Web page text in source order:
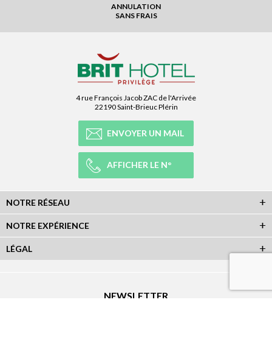
ANNULATION
SANS FRAIS
4 rue François Jacob ZAC de l'Arrivée
22190 Saint-Brieuc Plérin
ENVOYER UN MAIL
AFFICHER LE N°
NOTRE RÉSEAU
NOTRE EXPÉRIENCE
LÉGAL
NEWSLETTER